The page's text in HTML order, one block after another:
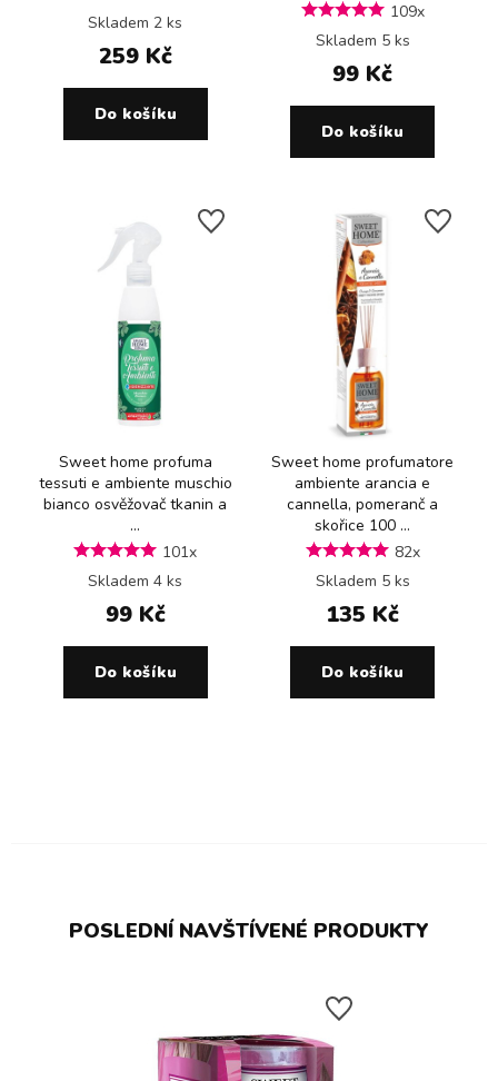
Skladem 2 ks
259 Kč
Do košíku
109x
Skladem 5 ks
99 Kč
Do košíku
Sweet home profuma
tessuti e ambiente muschio
bianco osvěžovač tkanin a
...
101x
Skladem 4 ks
99 Kč
Do košíku
Sweet home profumatore
ambiente arancia e
cannella, pomeranč a
skořice 100 ...
82x
Skladem 5 ks
135 Kč
Do košíku
POSLEDNÍ NAVŠTÍVENÉ PRODUKTY